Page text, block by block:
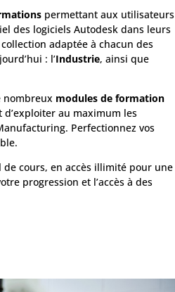
permettant aux utilisateurs
des logiciels Autodesk dans leurs
adaptée à chacun des
: l’Industrie, ainsi que
nombreux modules de formation
d’exploiter au maximum les
Perfectionnez vos
cours, en accès illimité pour une
progression et l’accès à des